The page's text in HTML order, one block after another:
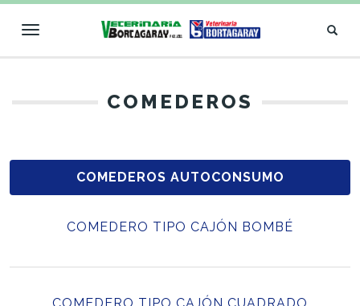
Toggle
BORTAGARAY
COMEDEROS
COMEDEROS AUTOCONSUMO
COMEDERO TIPO CAJÓN BOMBÉ